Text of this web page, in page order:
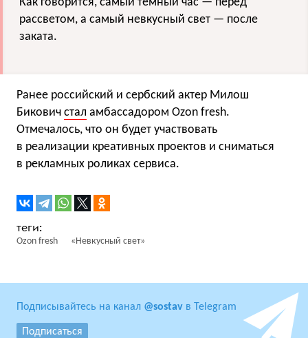
рассветом, а самый невкусный свет — после
заката.
Ранее российский и сербский актер Милош
Бикович стал амбассадором Ozon fresh.
Отмечалось, что он будет участвовать
в реализации креативных проектов и сниматься
в рекламных роликах сервиса.
Ozon fresh «Невкусный свет»
Подписывайтесь на канал @sostav в Telegram
Подписаться